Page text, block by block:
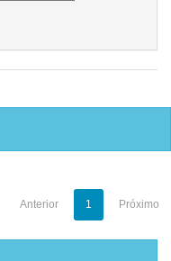
Anterior 1 Próximo